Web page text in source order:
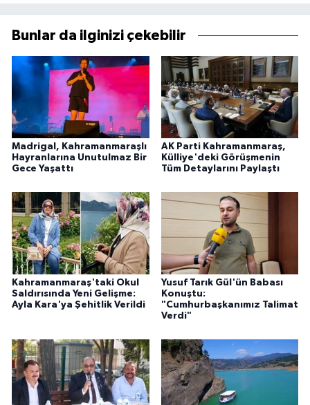
Bunlar da ilginizi çekebilir
Madrigal, Kahramanmaraşlı
Hayranlarına Unutulmaz Bir
Gece Yaşattı
AK Parti Kahramanmaraş,
Külliye'deki Görüşmenin
Tüm Detaylarını Paylaştı
Kahramanmaraş'taki Okul
Saldırısında Yeni Gelişme:
Ayla Kara'ya Şehitlik Verildi
Yusuf Tarık Gül'ün Babası
Konuştu:
"Cumhurbaşkanımız Talimat
Verdi"